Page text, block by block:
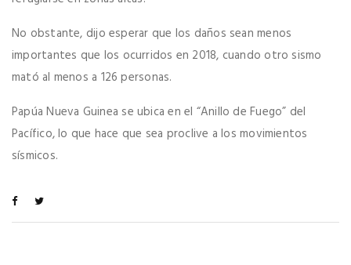
No obstante, dijo esperar que los daños sean menos
importantes que los ocurridos en 2018, cuando otro sismo
mató al menos a 126 personas.
Papúa Nueva Guinea se ubica en el “Anillo de Fuego” del
Pacífico, lo que hace que sea proclive a los movimientos
sísmicos.